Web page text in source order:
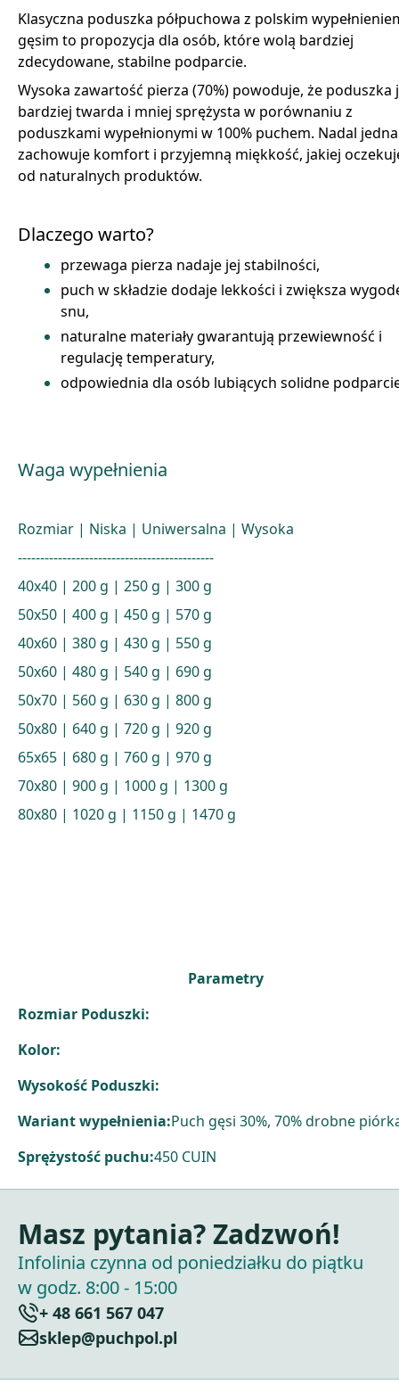
Parametry
Rozmiar Poduszki:
Kolor:
Wysokość Poduszki:
Wariant wypełnienia:Puch gęsi 30%, 70% drobne
Sprężystość puchu:450 CUIN
Klasyczna poduszka półpuchowa z polskim
gęsim to propozycja dla osób, które wolą bardziej
zdecydowane, stabilne podparcie.
Wysoka zawartość pierza (70%) powoduje, że poduszka
bardziej twarda i mniej sprężysta w porównaniu z
poduszkami wypełnionymi w 100% puchem. Nadal
zachowuje komfort i przyjemną miękkość, jakiej
od naturalnych produktów.
Dlaczego warto?
przewaga pierza nadaje jej stabilności,
puch w składzie dodaje lekkości i zwiększa
snu,
naturalne materiały gwarantują przewiewność i
regulację temperatury,
odpowiednia dla osób lubiących solidne
Waga wypełnienia
Rozmiar | Niska | Uniwersalna | Wysoka
--------------------------------------------
40x40 | 200 g | 250 g | 300 g
50x50 | 400 g | 450 g | 570 g
40x60 | 380 g | 430 g | 550 g
50x60 | 480 g | 540 g | 690 g
50x70 | 560 g | 630 g | 800 g
50x80 | 640 g | 720 g | 920 g
65x65 | 680 g | 760 g | 970 g
70x80 | 900 g | 1000 g | 1300 g
80x80 | 1020 g | 1150 g | 1470 g
Masz pytania? Zadzwoń!
Infolinia czynna od poniedziałku do piątku
w godz. 8:00 - 15:00
+ 48 661 567 047
sklep@puchpol.pl